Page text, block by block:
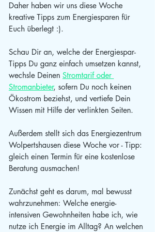
Daher haben wir uns diese Woche
kreative Tipps zum Energiesparen für
Euch überlegt :).
Schau Dir an, welche der Energiespar-
Tipps Du ganz einfach umsetzen kannst,
wechsle Deinen Stromtarif oder
Stromanbieter, sofern Du noch keinen
Ökostrom beziehst, und vertiefe Dein
Wissen mit Hilfe der verlinkten Seiten.
Außerdem stellt sich das Energiezentrum
Wolpertshausen diese Woche vor - Tipp:
gleich einen Termin für eine kostenlose
Beratung ausmachen!
Zunächst geht es darum, mal bewusst
wahrzunehmen: Welche energie-
intensiven Gewohnheiten habe ich, wie
nutze ich Energie im Alltag? An welchen